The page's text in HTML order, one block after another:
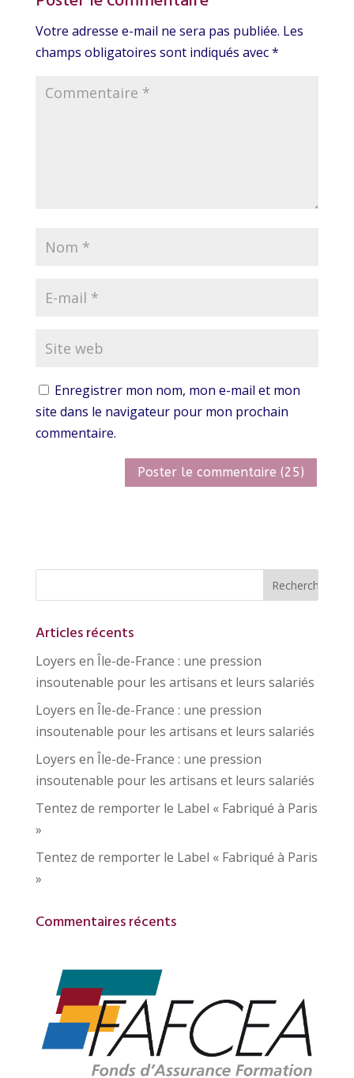
Votre adresse e-mail ne sera pas publiée. Les
champs obligatoires sont indiqués avec*
Enregistrer mon nom, mon e-mail et mon
site dans le navigateur pour mon prochain
commentaire.
Articles récents
Loyers en Île-de-France : une pression
insoutenable pour les artisans et leurs salariés
Loyers en Île-de-France : une pression
insoutenable pour les artisans et leurs salariés
Loyers en Île-de-France : une pression
insoutenable pour les artisans et leurs salariés
Tentez de remporter le Label « Fabriqué à Paris
»
Tentez de remporter le Label « Fabriqué à Paris
»
Commentaires récents